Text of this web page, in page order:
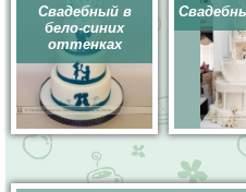
Свадебный в
бело-синих
оттенках